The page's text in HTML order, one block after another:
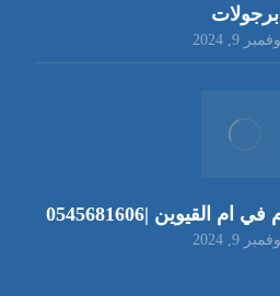
برجولات
9, 2024
|0545681606
9, 2024